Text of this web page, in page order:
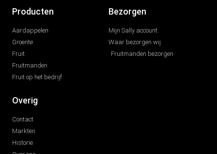
Producten
Aardappelen
Groente
Fruit
Fruitmanden
Fruit op het bedrijf
Bezorgen
Mijn Sally account
Waar bezorgen wij
Fruitmanden bezorgen
Overig
Contact
Markten
Historie